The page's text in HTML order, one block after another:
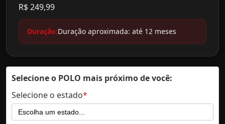
R$ 249,99
Duração:Duração aproximada: até 12 meses
Selecione o POLO mais próximo de você:
Selecione o estado